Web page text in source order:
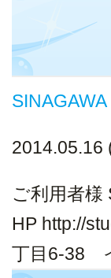
2014.05.16
ご利用者様
HP http://
丁目6-38